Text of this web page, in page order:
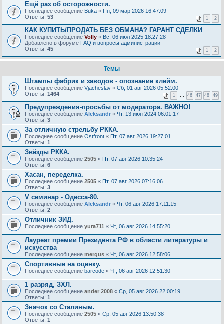
Ещё раз об осторожности.
Последнее сообщение Buka « Пн, 09 мар 2026 16:47:09
Ответы: 53 1 2
КАК КУПИТЬ/ПРОДАТЬ БЕЗ ОБМАНА? ГАРАНТ СДЕЛКИ
Последнее сообщение Volly « Вс, 06 июл 2025 18:27:28
Добавлено в форуме FAQ и вопросы администрации
Ответы: 45 1 2
Темы
Штампы фабрик и заводов - опознание клейм.
Последнее сообщение Vjacheslav « Сб, 01 авг 2026 05:52:00
Ответы: 1464 1 … 46 47 48 49
Предупреждения-просьбы от модератора. ВАЖНО!
Последнее сообщение Aleksandr « Чт, 13 июн 2024 06:01:17
Ответы: 3
За отличную стрельбу РККА.
Последнее сообщение Ostfront « Пт, 07 авг 2026 19:27:01
Ответы: 1
Звёзды РККА.
Последнее сообщение 2505 « Пт, 07 авг 2026 10:35:24
Ответы: 6
Хасан, переделка.
Последнее сообщение 2505 « Пт, 07 авг 2026 07:16:06
Ответы: 3
V семинар - Одесса-80.
Последнее сообщение Aleksandr « Чт, 06 авг 2026 17:11:15
Ответы: 2
Отличник ЗИД.
Последнее сообщение yura711 « Чт, 06 авг 2026 14:55:20
Лауреат премии Президента РФ в области литературы и
искусства
Последнее сообщение mergus « Чт, 06 авг 2026 12:58:06
Спортивные на оценку.
Последнее сообщение barcode « Чт, 06 авг 2026 12:51:30
1 разряд, ЗХЛ.
Последнее сообщение ander 2008 « Ср, 05 авг 2026 22:00:19
Ответы: 1
Значок со Сталиным.
Последнее сообщение 2505 « Ср, 05 авг 2026 13:50:38
Ответы: 1